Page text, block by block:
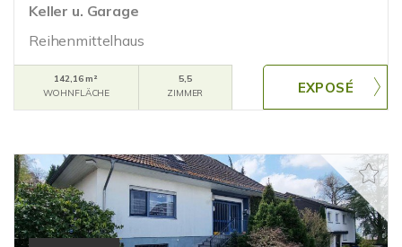
Keller u. Garage
Reihenmittelhaus
142,16 m²
WOHNFLÄCHE
5,5
ZIMMER